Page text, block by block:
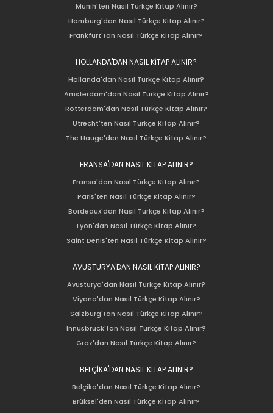
Münih'ten Nasıl Türkçe Kitap Alınır?
Hamburg'dan Nasıl Türkçe Kitap Alınır?
Frankfurt'tan Nasıl Türkçe Kitap Alınır?
HOLLANDA'DAN NASIL KİTAP ALINIR?
Hollanda'dan Nasıl Türkçe Kitap Alınır?
Amsterdam'dan Nasıl Türkçe Kitap Alınır?
Rotterdam'dan Nasıl Türkçe Kitap Alınır?
Utrecht'ten Nasıl Türkçe Kitap Alınır?
The Hauge'den Nasıl Türkçe Kitap Alınır?
FRANSA'DAN NASIL KİTAP ALINIR?
Fransa'dan Nasıl Türkçe Kitap Alınır?
Paris'ten Nasıl Türkçe Kitap Alınır?
Bordeaux'dan Nasıl Türkçe Kitap Alınır?
Lyon'dan Nasıl Türkçe Kitap Alınır?
Saint Denis'ten Nasıl Türkçe Kitap Alınır?
AVUSTURYA'DAN NASIL KİTAP ALINIR?
Avusturya'dan Nasıl Türkçe Kitap Alınır?
Viyana'dan Nasıl Türkçe Kitap Alınır?
Salzburg'tan Nasıl Türkçe Kitap Alınır?
Innusbruck'tan Nasıl Türkçe Kitap Alınır?
Graz'dan Nasıl Türkçe Kitap Alınır?
BELÇİKA'DAN NASIL KİTAP ALINIR?
Belçika'dan Nasıl Türkçe Kitap Alınır?
Brüksel'den Nasıl Türkçe Kitap Alınır?